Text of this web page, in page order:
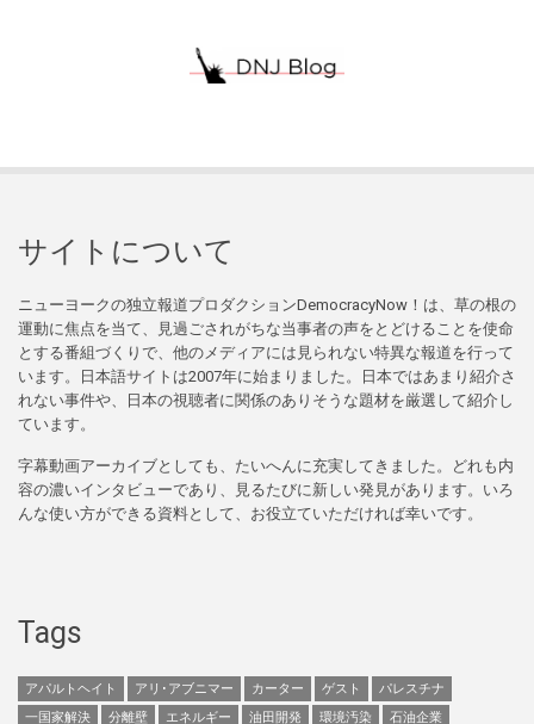
サイトについて
ニューヨークの独立報道プロダクションDemocracyNow！は、草の根の
運動に焦点を当て、見過ごされがちな当事者の声をとどけることを使命
とする番組づくりで、他のメディアには見られない特異な報道を行って
います。日本語サイトは2007年に始まりました。日本ではあまり紹介さ
れない事件や、日本の視聴者に関係のありそうな題材を厳選して紹介し
ています。
字幕動画アーカイブとしても、たいへんに充実してきました。どれも内
容の濃いインタビューであり、見るたびに新しい発見があります。いろ
んな使い方ができる資料として、お役立ていただければ幸いです。
Tags
アパルトヘイト アリ･アブニマー カーター ゲスト
パレスチナ
一国家解決
分離壁 エネルギー 油田開発 環境汚染 石油企業